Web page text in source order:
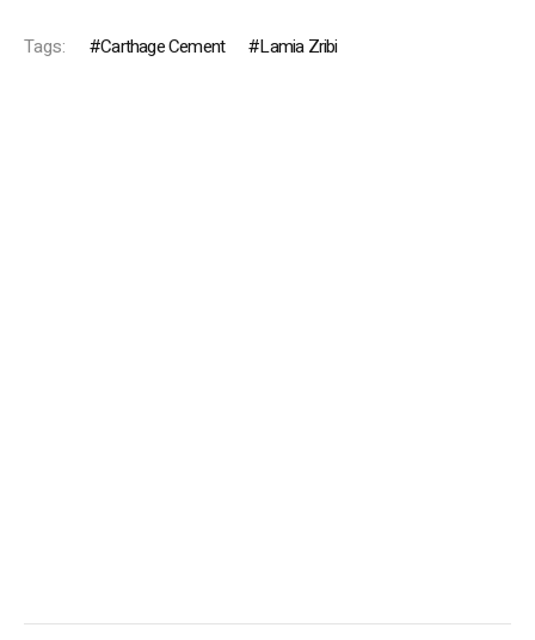
Tags: Carthage Cement Lamia Zribi